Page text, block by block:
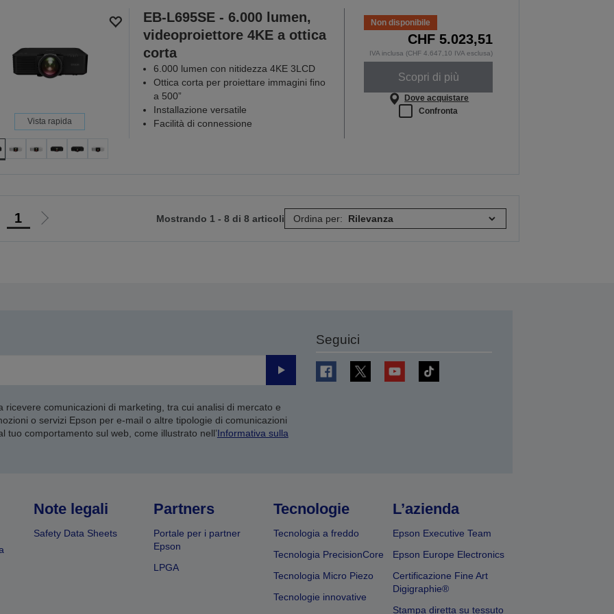
Vista rapida
EB-L695SE - 6.000 lumen,
videoproiettore 4KE a ottica
corta
6.000 lumen con nitidezza 4KE 3LCD
Ottica corta per proiettare immagini fino
a 500”
Installazione versatile
Facilità di connessione
Non disponibile
CHF 5.023,51
IVA inclusa (CHF 4.647,10 IVA esclusa)
Scopri di più
Dove acquistare
Confronta
1
Vai
Mostrando 1 - 8 di 8 articoli Ordina per:
Invia
ricevere comunicazioni di marketing, tra cui analisi di mercato e
o servizi Epson per e-mail o altre tipologie di comunicazioni
comportamento sul web, come illustrato nell’Informativa sulla
Seguici
Note legali
Safety Data Sheets
Partners
Portale per i partner
Epson
LPGA
Tecnologie
Tecnologia a freddo
Tecnologia PrecisionCore
Tecnologia Micro Piezo
Tecnologie innovative
L’azienda
Epson Executive Team
Epson Europe Electronics
Certificazione Fine Art
Digigraphie®
Stampa diretta su tessuto